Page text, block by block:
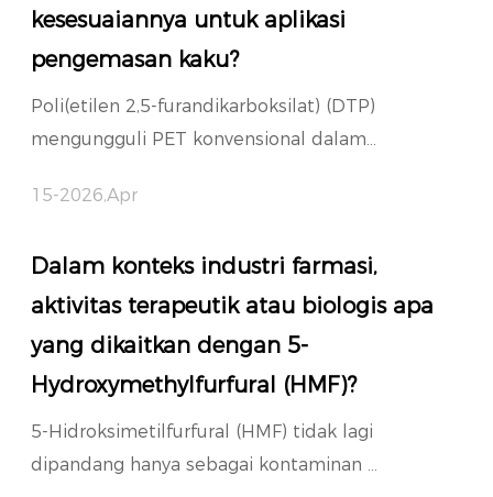
kesesuaiannya untuk aplikasi
pengemasan kaku?
Poli(etilen 2,5-furandikarboksilat) (DTP)
mengungguli PET konvensional dalam...
15-2026,Apr
Dalam konteks industri farmasi,
aktivitas terapeutik atau biologis apa
yang dikaitkan dengan 5-
Hydroxymethylfurfural (HMF)?
5-Hidroksimetilfurfural (HMF) tidak lagi
dipandang hanya sebagai kontaminan ...